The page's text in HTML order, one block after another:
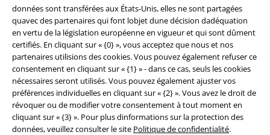
données sont transférées aux États-Unis, elles ne sont partagées
quavec des partenaires qui font lobjet dune décision dadéquation
en vertu de la législation européenne en vigueur et qui sont dûment
certifiés. En cliquant sur « {0} », vous acceptez que nous et nos
partenaires utilisions des cookies. Vous pouvez également refuser ce
consentement en cliquant sur « {1} » - dans ce cas, seuls les cookies
nécessaires seront utilisés. Vous pouvez également ajuster vos
préférences individuelles en cliquant sur « {2} ». Vous avez le droit de
révoquer ou de modifier votre consentement à tout moment en
cliquant sur « {3} ». Pour plus dinformations sur la protection des
données, veuillez consulter le site Politique de confidentialité.
Sécurité